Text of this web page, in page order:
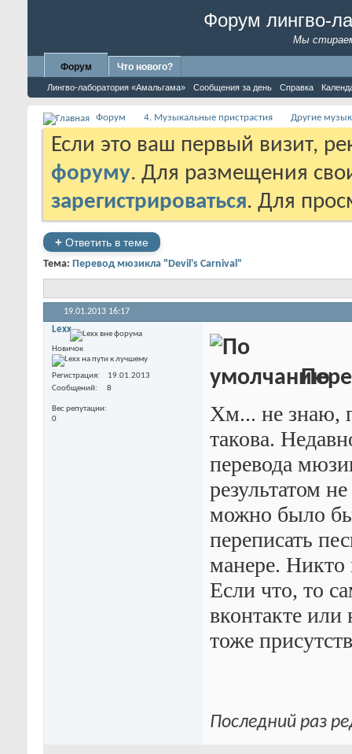
Форум лингво-
Мы
Форум
Лингво-лаборатория «Амальгама» Сообщения за день Справка
Что нового?
Форум 4. Музыкальные пристрастия Другие
Если это ваш первый визит,
форуму. Для размещения
зарегистрироваться. Для
+ Ответить в теме
Тема: Перевод мюзикла "Devil's Carnival"
19.01.2013 16:17
Lexx
Новичок
Регистрация
19.01.2013
Сообщений
8
Вес репутации
0
Хм... не знаю,
такова.
перевода
результатом
можно было
переписать
манере. Никто
Если что, то
вконтакте или
тоже
Последний раз